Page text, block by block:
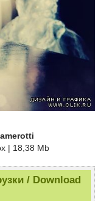
| 18,38 Mb
/ Download